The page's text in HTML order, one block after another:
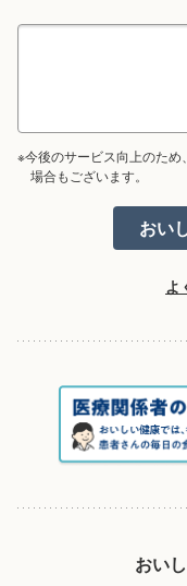
※今後のサービス向上のため
場合もございます。
よ
おい